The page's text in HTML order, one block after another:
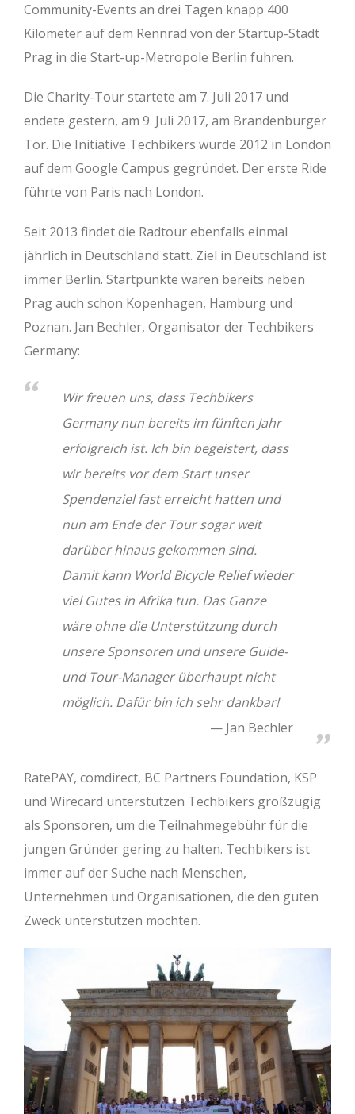
Community-Events an drei Tagen knapp 400
Kilometer auf dem Rennrad von der Startup-Stadt
Prag in die Start-up-Metropole Berlin fuhren.
Die Charity-Tour startete am 7. Juli 2017 und
endete gestern, am 9. Juli 2017, am Brandenburger
Tor. Die Initiative Techbikers wurde 2012 in London
auf dem Google Campus gegründet. Der erste Ride
führte von Paris nach London.
Seit 2013 findet die Radtour ebenfalls einmal
jährlich in Deutschland statt. Ziel in Deutschland ist
immer Berlin. Startpunkte waren bereits neben
Prag auch schon Kopenhagen, Hamburg und
Poznan. Jan Bechler, Organisator der Techbikers
Germany:
Wir freuen uns, dass Techbikers
Germany nun bereits im fünften Jahr
erfolgreich ist. Ich bin begeistert, dass
wir bereits vor dem Start unser
Spendenziel fast erreicht hatten und
nun am Ende der Tour sogar weit
darüber hinaus gekommen sind.
Damit kann World Bicycle Relief wieder
viel Gutes in Afrika tun. Das Ganze
wäre ohne die Unterstützung durch
unsere Sponsoren und unsere Guide-
und Tour-Manager überhaupt nicht
möglich. Dafür bin ich sehr dankbar!
Jan Bechler
RatePAY, comdirect, BC Partners Foundation, KSP
und Wirecard unterstützen Techbikers großzügig
als Sponsoren, um die Teilnahmegebühr für die
jungen Gründer gering zu halten. Techbikers ist
immer auf der Suche nach Menschen,
Unternehmen und Organisationen, die den guten
Zweck unterstützen möchten.